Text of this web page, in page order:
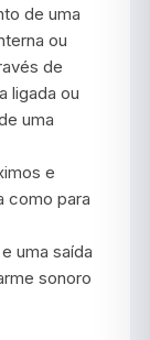
de uma
ou
de
ligada ou
uma
e
como para
uma saída
sonoro